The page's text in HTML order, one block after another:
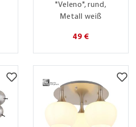
"Veleno", rund,
Metall weiß
49 €